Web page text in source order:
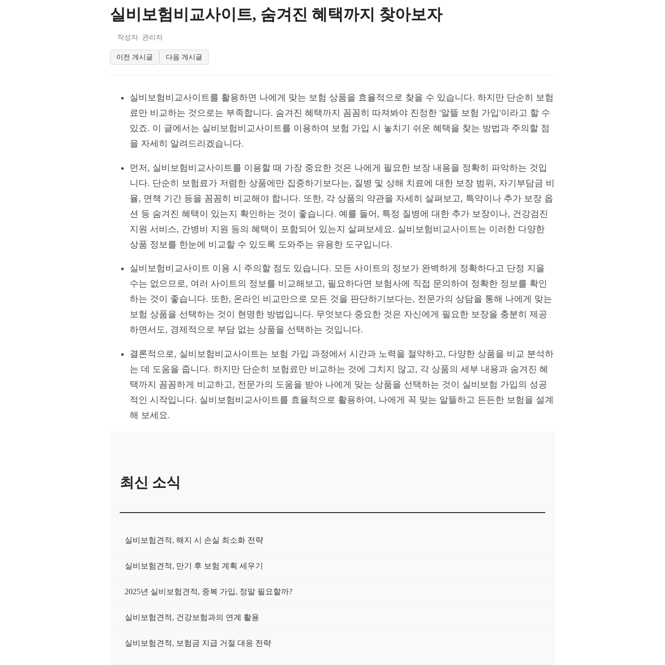
실비보험비교사이트, 숨겨진 혜택까지 찾아보자
작성자: 관리자
이전 게시글 다음 게시글
실비보험비교사이트를 활용하면 나에게 맞는 보험 상품을 효율적으로 찾을 수 있습니다. 하지만 단순히 보험
료만 비교하는 것으로는 부족합니다. 숨겨진 혜택까지 꼼꼼히 따져봐야 진정한 '알뜰 보험 가입'이라고 할 수
있죠. 이 글에서는 실비보험비교사이트를 이용하여 보험 가입 시 놓치기 쉬운 혜택을 찾는 방법과 주의할 점
을 자세히 알려드리겠습니다.
먼저, 실비보험비교사이트를 이용할 때 가장 중요한 것은 나에게 필요한 보장 내용을 정확히 파악하는 것입
니다. 단순히 보험료가 저렴한 상품에만 집중하기보다는, 질병 및 상해 치료에 대한 보장 범위, 자기부담금 비
율, 면책 기간 등을 꼼꼼히 비교해야 합니다. 또한, 각 상품의 약관을 자세히 살펴보고, 특약이나 추가 보장 옵
션 등 숨겨진 혜택이 있는지 확인하는 것이 좋습니다. 예를 들어, 특정 질병에 대한 추가 보장이나, 건강검진
지원 서비스, 간병비 지원 등의 혜택이 포함되어 있는지 살펴보세요. 실비보험비교사이트는 이러한 다양한
상품 정보를 한눈에 비교할 수 있도록 도와주는 유용한 도구입니다.
실비보험비교사이트 이용 시 주의할 점도 있습니다. 모든 사이트의 정보가 완벽하게 정확하다고 단정 지을
수는 없으므로, 여러 사이트의 정보를 비교해보고, 필요하다면 보험사에 직접 문의하여 정확한 정보를 확인
하는 것이 좋습니다. 또한, 온라인 비교만으로 모든 것을 판단하기보다는, 전문가의 상담을 통해 나에게 맞는
보험 상품을 선택하는 것이 현명한 방법입니다. 무엇보다 중요한 것은 자신에게 필요한 보장을 충분히 제공
하면서도, 경제적으로 부담 없는 상품을 선택하는 것입니다.
결론적으로, 실비보험비교사이트는 보험 가입 과정에서 시간과 노력을 절약하고, 다양한 상품을 비교 분석하
는 데 도움을 줍니다. 하지만 단순히 보험료만 비교하는 것에 그치지 않고, 각 상품의 세부 내용과 숨겨진 혜
택까지 꼼꼼하게 비교하고, 전문가의 도움을 받아 나에게 맞는 상품을 선택하는 것이 실비보험 가입의 성공
적인 시작입니다. 실비보험비교사이트를 효율적으로 활용하여, 나에게 꼭 맞는 알뜰하고 든든한 보험을 설계
해 보세요.
최신 소식
실비보험견적, 해지 시 손실 최소화 전략
실비보험견적, 만기 후 보험 계획 세우기
2025년 실비보험견적, 중복 가입, 정말 필요할까?
실비보험견적, 건강보험과의 연계 활용
실비보험견적, 보험금 지급 거절 대응 전략